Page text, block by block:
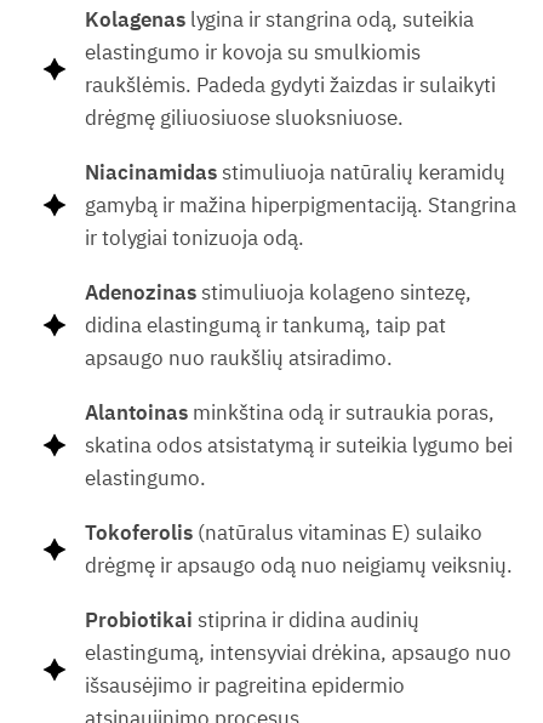
Kolagenas lygina ir stangrina odą, suteikia
elastingumo ir kovoja su smulkiomis
raukšlėmis. Padeda gydyti žaizdas ir sulaikyti
drėgmę giliuosiuose sluoksniuose.
Niacinamidasstimuliuoja natūralių keramidų
gamybą ir mažina hiperpigmentaciją. Stangrina
ir tolygiai tonizuoja odą.
Adenozinasstimuliuoja kolageno sintezę,
didina elastingumą ir tankumą, taip pat
apsaugo nuo raukšlių atsiradimo.
Alantoinas minkština odą ir sutraukia poras,
skatina odos atsistatymą ir suteikia lygumo bei
elastingumo.
Tokoferolis (natūralus vitaminas E) sulaiko
drėgmę ir apsaugo odą nuo neigiamų veiksnių.
Probiotikai stiprina ir didina audinių
elastingumą, intensyviai drėkina, apsaugo nuo
išsausėjimo ir pagreitina epidermio
atsinaujinimo procesus.